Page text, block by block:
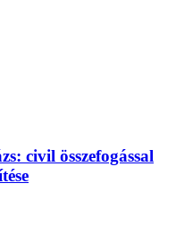
civil összefogással